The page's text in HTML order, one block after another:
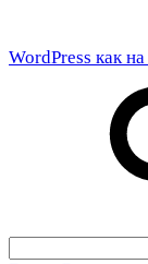
WordPress как